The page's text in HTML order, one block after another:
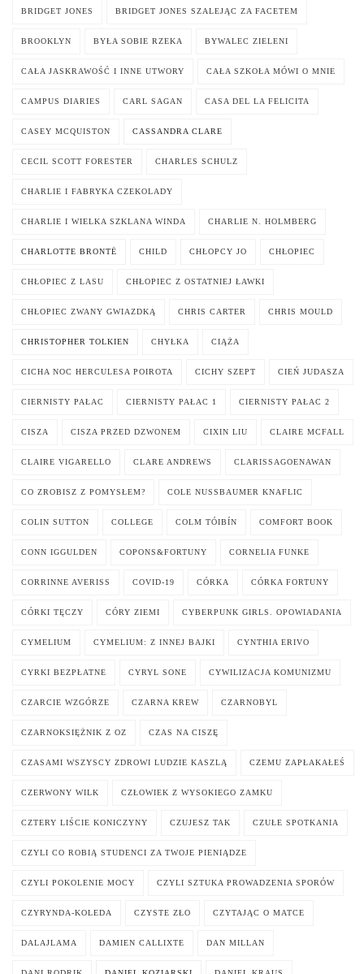
BRIDGET JONES BRIDGET JONES SZALEJĄC ZA FACETEM
BROOKLYN BYŁA SOBIE RZEKA BYWALEC ZIELENI
CAŁA JASKRAWOŚĆ I INNE UTWORY CAŁA SZKOŁA MÓWI O MNIE
CAMPUS DIARIES CARL SAGAN CASA DEL LA FELICITA
CASEY MCQUISTON CASSANDRA CLARE
CECIL SCOTT FORESTER CHARLES SCHULZ
CHARLIE I FABRYKA CZEKOLADY
CHARLIE I WIELKA SZKLANA WINDA CHARLIE N. HOLMBERG
CHARLOTTE BRONTË CHILD CHŁOPCY JO CHŁOPIEC
CHŁOPIEC Z LASU CHŁOPIEC Z OSTATNIEJ ŁAWKI
CHŁOPIEC ZWANY GWIAZDKĄ CHRIS CARTER CHRIS MOULD
CHRISTOPHER TOLKIEN CHYŁKA CIĄŻA
CICHA NOC HERCULESA POIROTA CICHY SZEPT CIEŃ JUDASZA
CIERNISTY PAŁAC CIERNISTY PAŁAC 1 CIERNISTY PAŁAC 2
CISZA CISZA PRZED DZWONEM CIXIN LIU CLAIRE MCFALL
CLAIRE VIGARELLO CLARE ANDREWS CLARISSAGOENAWAN
CO ZROBISZ Z POMYSŁEM? COLE NUSSBAUMER KNAFLIC
COLIN SUTTON COLLEGE COLM TÓIBÍN COMFORT BOOK
CONN IGGULDEN COPONS&FORTUNY CORNELIA FUNKE
CORRINNE AVERISS COVID-19 CÓRKA CÓRKA FORTUNY
CÓRKI TĘCZY CÓRY ZIEMI CYBERPUNK GIRLS. OPOWIADANIA
CYMELIUM CYMELIUM: Z INNEJ BAJKI CYNTHIA ERIVO
CYRKI BEZPŁATNE CYRYL SONE CYWILIZACJA KOMUNIZMU
CZARCIE WZGÓRZE CZARNA KREW CZARNOBYL
CZARNOKSIĘŻNIK Z OZ CZAS NA CISZĘ
CZASAMI WSZYSCY ZDROWI LUDZIE KASZLĄ CZEMU ZAPŁAKAŁEŚ
CZERWONY WILK CZŁOWIEK Z WYSOKIEGO ZAMKU
CZTERY LIŚCIE KONICZYNY CZUJESZ TAK CZUŁE SPOTKANIA
CZYLI CO ROBIĄ STUDENCI ZA TWOJE PIENIĄDZE
CZYLI POKOLENIE MOCY CZYLI SZTUKA PROWADZENIA SPORÓW
CZYRYNDA-KOLEDA CZYSTE ZŁO CZYTAJĄC O MATCE
DALAJLAMA DAMIEN CALLIXTE DAN MILLAN